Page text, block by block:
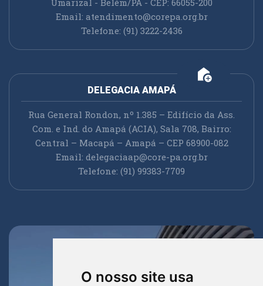
O nosso site usa
Umarizal - Belém/PA - CEP: 66055-200
Email: atendimento@corepa.org.br
Telefone: (91) 3222-2436
add_home
DELEGACIA AMAPÁ
Rua General Rondon, nº 1.385 – Edifício da Ass.
Com. e Ind. do Amapá (ACIA), Sala 708, Bairro:
Central – Macapá – Amapá – CEP 68900-082
Email: delegaciaap@core-pa.org.br
Telefone: (91) 99383-7709